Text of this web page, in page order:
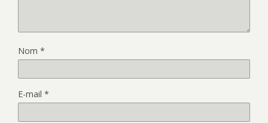
Nom *
E-mail *